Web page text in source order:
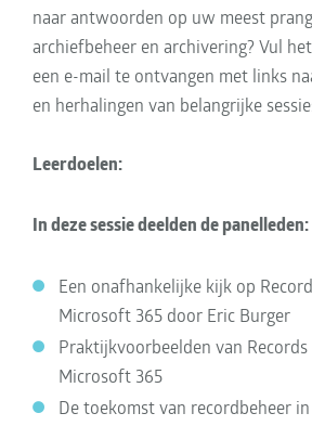
naar antwoorden op uw meest
archiefbeheer en archivering? Vul
een ​​e-mail te ontvangen met links
en herhalingen van belangrijke
Leerdoelen:
In deze sessie deelden de panelleden:
Een onafhankelijke kijk op
Microsoft 365 door Eric Burger
Praktijkvoorbeelden van Records
Microsoft 365
De toekomst van recordbeheer